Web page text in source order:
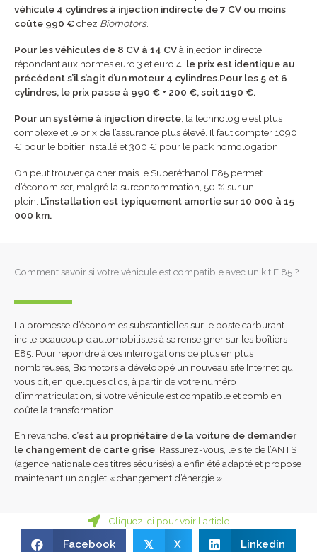
véhicule 4 cylindres à injection indirecte de 7 CV ou moins
coûte 990 €chez Biomotors.
Pour les véhicules de 8 CV à 14 CVà injection indirecte,
répondant aux normes euro 3 et euro 4, le prix est identique au
précédent s’il s’agit d’un moteur 4 cylindres.Pour les 5 et 6
cylindres, le prix passe à 990 € + 200 €, soit 1190 €.
Pour un système à injection directe , la technologie est plus
complexe et le prix de l’assurance plus élevé. Il faut compter 1090
€ pour le boitier installé et 300 € pour le pack homologation.
On peut trouver ça cher mais le Superéthanol E85 permet
d’économiser, malgré la surconsommation, 50 % sur un
plein. L’installation est typiquement amortie sur 10 000 à 15
000 km.
Comment savoir si votre véhicule est compatible avec un kit E 85 ?
La promesse d’économies substantielles sur le poste carburant
incite beaucoup d’automobilistes à se renseigner sur les boîtiers
E85. Pour répondre à ces interrogations de plus en plus
nombreuses, Biomotors a développé un nouveau site Internet qui
vous dit, en quelques clics, à partir de votre numéro
d’immatriculation, si votre véhicule est compatible et combien
coûte la transformation.
En revanche, c’est au propriétaire de la voiture de demander
le changement de carte grise. Rassurez-vous, le site de l’ANTS
(agence nationale des titres sécurisés) a enfin été adapté et propose
maintenant un onglet « changement d’énergie ».
Cliquez ici pour voir l'article
Facebook 𝕏 X Linkedin